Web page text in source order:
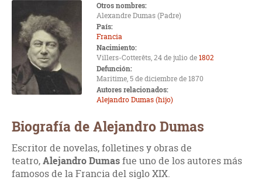
Otros nombres:
Alexandre Dumas (Padre)
País:
Francia
Nacimiento:
Villers-Cotterêts, 24 de julio de1802
Defunción:
Maritime, 5 de diciembre de 1870
Autores relacionados:
Alejandro Dumas (hijo)
Biografía de Alejandro Dumas
Escritor de novelas, folletines y obras de
teatro,Alejandro Dumasfue uno de los autores más
famosos de la Francia del siglo XIX.